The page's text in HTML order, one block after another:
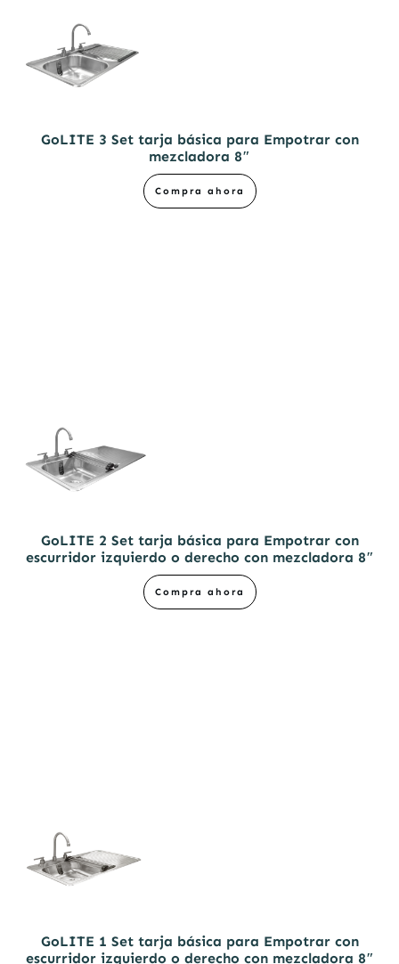
GoLITE 3 Set tarja básica para Empotrar con
mezcladora 8″
Compra ahora
GoLITE 2 Set tarja básica para Empotrar con
escurridor izquierdo o derecho con mezcladora 8″
Compra ahora
GoLITE 1 Set tarja básica para Empotrar con
escurridor izquierdo o derecho con mezcladora 8″